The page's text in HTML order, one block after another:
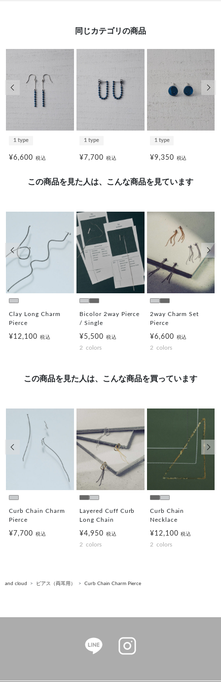
同じカテゴリの商品
1 type
¥6,600税込
1 type
¥7,700 税込
1 type
¥9,350 税込
前の画像 次
この商品を見た人は、こんな商品を見ています
Clay Long Charm
Pierce
¥12,100税込
Bicolor 2way Pierce
/ Single
¥5,500 税込
2 colors
2way Charm Set
Pierce
¥6,600 税込
2 colors
前の画像 次の
この商品を見た人は、こんな商品を買っています
Curb Chain Charm
Pierce
¥7,700税込
Layered Cuff Curb
Long Chain
¥4,950 税込
2 colors
Curb Chain
Necklace
¥12,100税込
2 colors
前の画像
and cloud ピアス（両耳用） Curb Chain Charm Pierce